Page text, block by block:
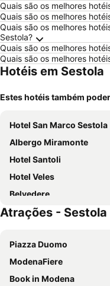
Quais são os melhores
Quais são os melhores
Quais são os melhores
Sestola?
Quais são os melhores
Quais são os melhores
Hotéis em Sestola
Estes hotéis também
Hotel San Marco Sestola
Albergo Miramonte
Hotel Santoli
Hotel Veles
Belvedere
Hotel Italia
Atrações - Sestola
Piazza Duomo
ModenaFiere
Book in Modena